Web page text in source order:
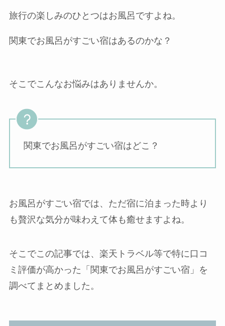
旅行の楽しみのひとつはお風呂ですよね。
関東でお風呂がすごい宿はあるのかな？
そこでこんなお悩みはありませんか。
関東でお風呂がすごい宿はどこ？
お風呂がすごい宿では、ただ宿に泊まった時より
も贅沢な気分が味わえて体も癒せますよね。
そこでこの記事では、楽天トラベル等で特に口コ
ミ評価が高かった「関東でお風呂がすごい宿」を
調べてまとめました。